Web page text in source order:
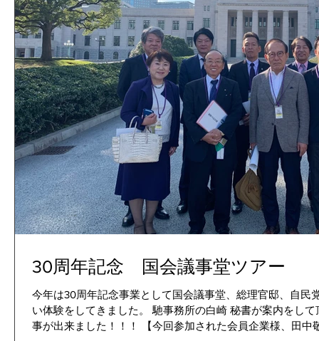
30周年記念 国会議事堂ツアー
今年は30周年記念事業として国会議事堂、総理官邸、自民
い体験をしてきました。 馳事務所の白崎 秘書が案内をし
事が出来ました！！！ 【今回参加された会員企業様、田中